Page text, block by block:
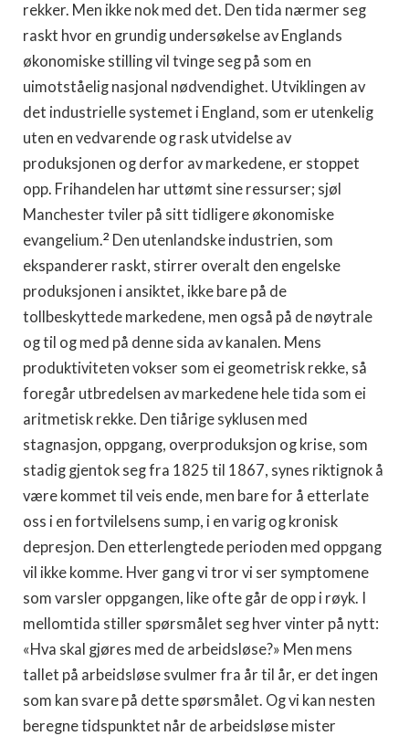
rek­ker. Men ikke nok med det. Den tida nærmer seg
raskt hvor en grundig undersøkelse av Englands
økonomiske stilling vil tvinge seg på som en
uimotståelig nasjonal nødvendighet. Utviklingen av
det industrielle systemet i England, som er utenkelig
uten en vedvarende og rask utvidelse av
produksjonen og derfor av mar­kedene, er stoppet
opp. Frihandelen har uttømt sine ressurser; sjøl
Manchester tviler på sitt tidligere økonomiske
evangelium.2 Den utenlandske industrien, som
ekspanderer raskt, stirrer overalt den engelske
produksjonen i ansiktet, ikke bare på de
tollbeskyttede markedene, men også på de nøytrale
og til og med på denne sida av kanalen. Mens
produktiviteten vokser som ei geometrisk rekke, så
foregår utbredelsen av markedene hele tida som ei
aritmetisk rekke. Den tiårige syklusen med
stagnasjon, oppgang, overproduksjon og krise, som
stadig gjentok seg fra 1825 til 1867, synes riktignok å
være kommet til veis ende, men bare for å etterlate
oss i en fortvilelsens sump, i en varig og kro­nisk
depresjon. Den etterlengtede perioden med oppgang
vil ikke komme. Hver gang vi tror vi ser symptomene
som varsler opp­gangen, like ofte går de opp i røyk. I
mellomtida stiller spørsmå­let seg hver vinter på nytt:
«Hva skal gjøres med de arbeidsløse?» Men mens
tallet på arbeidsløse svulmer fra år til år, er det ingen
som kan svare på dette spørsmålet. Og vi kan nesten
beregne tids­punktet når de arbeidsløse mister